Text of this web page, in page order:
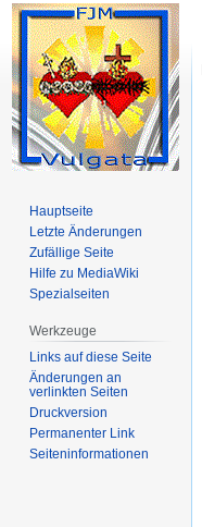
Hauptseite
Letzte Änderungen
Zufällige Seite
Hilfe zu MediaWiki
Spezialseiten
Werkzeuge
Links auf diese Seite
Änderungen an
verlinkten Seiten
Druckversion
Permanenter Link
Seiten­­informationen